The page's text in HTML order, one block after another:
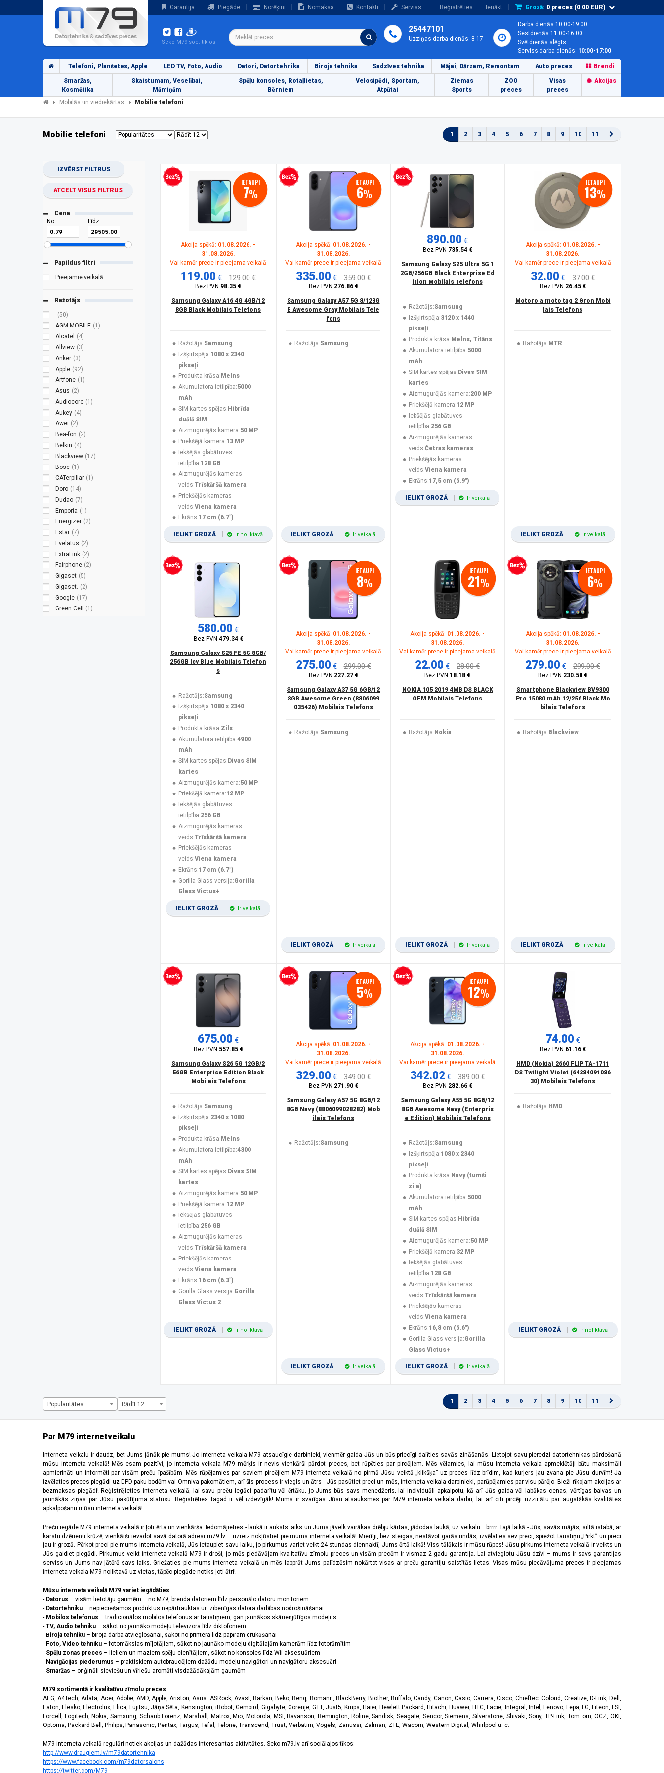
Garantija Piegāde Norēķini Nomaksa Kontakti Serviss Reģistrēties Ienākt Grozā: 0 preces (0.00 EUR)
Seko M79 soc. tīklos
25447101
Uzziņas darba dienās: 8-17
Darba dienās 10:00-19:00
Sestdienās 11:00-16:00
Svētdienās slēgts
Serviss darba dienās: 10:00-17:00
Telefoni, Planšetes, Apple LED TV, Foto, Audio Datori, Datortehnika Biroja tehnika Sadzīves tehnika Mājai, Dārzam, Remontam Auto preces Brendi
Smaržas,
Kosmētika
Skaistumam, Veselībai,
Māmiņām
Spēļu konsoles, Rotaļlietas,
Bērniem
Velosipēdi, Sportam,
Atpūtai
Ziemas
Sports
ZOO
preces
Visas
preces
Akcijas
Mobilās un viediekārtas Mobilie telefoni
Mobilie telefoni 1 2 3 4 5 6 7 8 9 10 11
IZVĒRST FILTRUS
ATCELT VISUS FILTRUS
Cena
No:
Līdz:
Papildus filtri
Pieejamie veikalā
Ražotājs
(50)
AGM MOBILE (1)
Alcatel (4)
Allview (3)
Anker (3)
Apple (92)
Artfone (1)
Asus (2)
Audiocore (1)
Aukey (4)
Awei (2)
Bea-fon (2)
Belkin (4)
Blackview (17)
Bose (1)
CATerpillar (1)
Doro (14)
Dudao (7)
Emporia (1)
Energizer (2)
Estar (7)
Evelatus (2)
ExtraLink (2)
Fairphone (2)
Gigaset (5)
Gigaset. (2)
Google (17)
Green Cell
(1)
1660 x 720 pikseļi
2184 x 1968 pikseļi (5)
220 x 176 pikseļi (2)
2340 x 1080 pikseļi
(28)
240 x 320 pikseļi (5)
2400 x 1080 pikseļi
(9)
2408 x 1080 pikseļi (5)
2412 x 1080 pikseļi
(6)
2440 x 2240 pikseļi (2)
2448 x 1080 pikseļi (1)
2520 x 1080 pikseļi (4)
2532 x 1170 pikseļi
(11)
2556 x 1179 pikseļi (14)
2608 x 1200 pikseļi (2)
2622 x 1206 pikseļi (3)
2670 x 1200 pikseļi (3)
2712 x 1220 pikseļi (8)
2772 x 1280 pikseļi (1)
2778 x 1284 pikseļi (5)
2780 x 1264 pikseļi
(1)
2796 x 1290 pikseļi
(11)
2800 x 1272 pikseļi (1)
2800 x 1280 pikseļi (2)
2868 x 1320 pikseļi
3120 x 1440 pikseļi (42)
320 x 240 pikseļi (14)
3200 x 1140 pikseļi (1)
720 x 1600 pikseļi
(2)
Skārienjūtīgais
Bezprocentu kredīts IETAUPI
7%
Akcija spēkā: 01.08.2026. -
31.08.2026.
Vai kamēr prece ir pieejama veikalā
119.00 € 129.00 €
Bez PVN 98.35 €
Samsung Galaxy A16 4G 4GB/12
8GB Black Mobilais Telefons
Ražotājs:Samsung
Izšķirtspēja:1080 x 2340
pikseļi
Produkta krāsa: Melns
Akumulatora ietilpība:5000
mAh
SIM kartes spējas: Hibrīda
duālā SIM
Aizmugurējās kamera:50 MP
Priekšējā kamera:13 MP
Iekšējās glabātuves
ietilpība:128 GB
Aizmugurējās kameras
veids:Trīskāršā kamera
Priekšējās kameras
veids:Viena kamera
Ekrāns:17 cm (6.7")
IELIKT GROZĀ Ir noliktavā
Bezprocentu kredīts IETAUPI
6%
Akcija spēkā: 01.08.2026. -
31.08.2026.
Vai kamēr prece ir pieejama veikalā
335.00 € 359.00 €
Bez PVN 276.86 €
Samsung Galaxy A57 5G 8/128G
B Awesome Gray Mobilais Tele
fons
Ražotājs:Samsung
IELIKT GROZĀ Ir veikalā
Bezprocentu kredīts
890.00 €
Bez PVN 735.54 €
Samsung Galaxy S25 Ultra 5G 1
2GB/256GB Black Enterprise Ed
ition Mobilais Telefons
Ražotājs:Samsung
Izšķirtspēja:3120 x 1440
pikseļi
Produkta krāsa: Melns, Titāns
Akumulatora ietilpība:5000
mAh
SIM kartes spējas: Divas SIM
kartes
Aizmugurējās kamera:200 MP
Priekšējā kamera:12 MP
Iekšējās glabātuves
ietilpība:256 GB
Aizmugurējās kameras
veids:Četras kameras
Priekšējās kameras
veids:Viena kamera
Ekrāns:17,5 cm (6.9")
IELIKT GROZĀ Ir veikalā
IETAUPI
13%
Akcija spēkā: 01.08.2026. -
31.08.2026.
Vai kamēr prece ir pieejama veikalā
32.00 € 37.00 €
Bez PVN 26.45 €
Motorola moto tag 2 Gron Mobi
lais Telefons
Ražotājs: MTR
IELIKT GROZĀ Ir veikalā
Bezprocentu kredīts
580.00 €
Bez PVN 479.34 €
Samsung Galaxy S25 FE 5G 8GB/
256GB Icy Blue Mobilais Telefon
s
Ražotājs:Samsung
Izšķirtspēja:1080 x 2340
pikseļi
Produkta krāsa:Zils
Akumulatora ietilpība:4900
mAh
SIM kartes spējas: Divas SIM
kartes
Aizmugurējās kamera:50 MP
Priekšējā kamera:12 MP
Iekšējās glabātuves
ietilpība:256 GB
Aizmugurējās kameras
veids:Trīskāršā kamera
Priekšējās kameras
veids:Viena kamera
Ekrāns:17 cm (6.7")
Gorilla Glass versija:Gorilla
Glass Victus+
IELIKT GROZĀ Ir veikalā
Bezprocentu kredīts IETAUPI
8%
Akcija spēkā: 01.08.2026. -
31.08.2026.
Vai kamēr prece ir pieejama veikalā
275.00 € 299.00 €
Bez PVN 227.27 €
Samsung Galaxy A37 5G 6GB/12
8GB Awesome Green (8806099
035426) Mobilais Telefons
Ražotājs:Samsung
IELIKT GROZĀ Ir veikalā
IETAUPI
21%
Akcija spēkā: 01.08.2026. -
31.08.2026.
Vai kamēr prece ir pieejama veikalā
22.00 € 28.00 €
Bez PVN 18.18 €
NOKIA 105 2019 4MB DS BLACK
OEM Mobilais Telefons
Ražotājs: Nokia
IELIKT GROZĀ Ir veikalā
Bezprocentu kredīts IETAUPI
6%
Akcija spēkā: 01.08.2026. -
31.08.2026.
Vai kamēr prece ir pieejama veikalā
279.00 € 299.00 €
Bez PVN 230.58 €
Smartphone Blackview BV9300
Pro 15080 mAh 12/256 Black Mo
bilais Telefons
Ražotājs: Blackview
IELIKT GROZĀ Ir veikalā
Bezprocentu kredīts
675.00 €
Bez PVN 557.85 €
Samsung Galaxy S26 5G 12GB/2
56GB Enterprise Edition Black
Mobilais Telefons
Ražotājs:Samsung
Izšķirtspēja:2340 x 1080
pikseļi
Produkta krāsa: Melns
Akumulatora ietilpība:4300
mAh
SIM kartes spējas: Divas SIM
kartes
Aizmugurējās kamera:50 MP
Priekšējā kamera:12 MP
Iekšējās glabātuves
ietilpība:256 GB
Aizmugurējās kameras
veids:Trīskāršā kamera
Priekšējās kameras
veids:Viena kamera
Ekrāns:16 cm (6.3")
Gorilla Glass versija:Gorilla
Glass Victus 2
IELIKT GROZĀ Ir noliktavā
Bezprocentu kredīts IETAUPI
5%
Akcija spēkā: 01.08.2026. -
31.08.2026.
Vai kamēr prece ir pieejama veikalā
329.00 € 349.00 €
Bez PVN 271.90 €
Samsung Galaxy A57 5G 8GB/12
8GB Navy (8806099028282) Mob
ilais Telefons
Ražotājs:Samsung
IELIKT GROZĀ Ir veikalā
Bezprocentu kredīts IETAUPI
12%
Akcija spēkā: 01.08.2026. -
31.08.2026.
Vai kamēr prece ir pieejama veikalā
342.02 € 389.00 €
Bez PVN 282.66 €
Samsung Galaxy A55 5G 8GB/12
8GB Awesome Navy (Enterpris
e Edition) Mobilais Telefons
Ražotājs:Samsung
Izšķirtspēja:1080 x 2340
pikseļi
Produkta krāsa: Navy (tumši
zila)
Akumulatora ietilpība:5000
mAh
SIM kartes spējas: Hibrīda
duālā SIM
Aizmugurējās kamera:50 MP
Priekšējā kamera:32 MP
Iekšējās glabātuves
ietilpība:128 GB
Aizmugurējās kameras
veids:Trīskāršā kamera
Priekšējās kameras
veids:Viena kamera
Ekrāns:16,8 cm (6.6")
Gorilla Glass versija:Gorilla
Glass Victus+
IELIKT GROZĀ Ir veikalā
74.00 €
Bez PVN 61.16 €
HMD (Nokia) 2660 FLIP TA-1711
DS Twilight Violet (64384091086
30) Mobilais Telefons
Ražotājs: HMD
IELIKT GROZĀ Ir noliktavā
1 2 3 4 5 6 7 8 9 10 11
Popularitātes Rādīt 12
Par M79 internetveikalu
Interneta veikalu ir daudz, bet Jums jānāk pie mums! Jo interneta veikala M79 atsaucīgie darbinieki, vienmēr gaida Jūs un būs priecīgi dalīties savās zināšanās. Lietojot savu pieredzi datortehnikas pārdošanā
mūsu interneta veikalā! Mēs esam pozitīvi, jo interneta veikala M79 mērķis ir nevis vienkārši pārdot preces, bet rūpēties par pircējiem. Mēs vēlamies, lai mūsu interneta veikala apmeklētāji būtu maksimāli
apmierināti un informēti par visām preču īpašībām. Mēs rūpējamies par saviem pircējiem M79 interneta veikalā no pirmā Jūsu veiktā „klikšķa” uz preces līdz brīdim, kad kurjers jau zvana pie Jūsu durvīm! Ja
izvēlaties preces piegādi uz DPD paku bodēm vai Omniva pakomātiem, arī šis process ir viegls un ātrs - Jūs pasūtiet preci un mēs, interneta veikala darbinieki, parūpējamies par visu pārējo. Bieži rīkojam akcijas ar
bezmaksas piegādi! Reģistrējieties interneta veikalā, lai savu preču iegādi padarītu vēl ērtāku, jo Jums būs savs menedžeris, lai individuāli apkalpotu, kā arī Jūs gaida vēl labākas cenas, vērtīgas balvas un
jaunākās ziņas par Jūsu pasūtījuma statusu. Reģistrēties tagad ir vēl izdevīgāk! Mums ir svarīgas Jūsu atsauksmes par M79 interneta veikala darbu, lai arī citi pircēji uzzinātu par augstākās kvalitātes
apkalpošanu mūsu interneta veikalā!
Preču iegāde M79 interneta veikalā ir ļoti ērta un vienkārša. Iedomājieties - laukā ir auksts laiks un Jums jāvelk vairākas drēbju kārtas, jādodas laukā, uz veikalu... brrrr. Tajā laikā - Jūs, savās mājās, siltā istabā, ar
karstu dzērienu krūzē, vienkārši ievadot savā datorā adresi m79.lv – uzreiz nokļūstiet pie mums interneta veikalā! Mierīgi, bez steigas, nestāvot garās rindās, izvēlaties sev preci, spiežot taustiņu „Pirkt” un preci
jau ir grozā. Pērkot preci pie mums interneta veikalā, Jūs ietaupiet savu laiku, jo pirkumus variet veikt 24 stundas diennaktī, Jums ērtā laikā! Viss tālākais ir mūsu rūpes! Jūsu pirkums interneta veikalā ir veikts un
Jūs gaidiet piegādi. Pirkumus veikt interneta veikalā M79 ir droši, jo mēs piedāvājam kvalitatīvu zīmolu preces un visām precēm ir vismaz 2 gadu garantija. Lai atvieglotu Jūsu dzīvi – mums ir savs garantijas
serviss un Jums nav jātērē savs laiks. Griežaties pie mums interneta veikalā un mēs labprāt Jums palīdzēsim nokārtot visas ar preču garantiju saistītās lietas. Visas mūsu piedāvājuma preces ir pieejamas
interneta veikala M79 noliktavā uz vietas, tāpēc piegāde notiks ļoti ātri!
Mūsu interneta veikalā M79 variet iegādāties:
- Datorus – visām lietotāju gaumēm – no M79, brenda datoriem līdz personālo datoru monitoriem
- Datortehniku – nepieciešamos produktus nepārtrauktas un zibenīgas datora darbības nodrošināšanai
- Mobilos telefonus – tradicionālos mobilos telefonus ar taustiņiem, gan jaunākos skārienjūtīgos modeļus
- TV, Audio tehniku – sākot no jaunāko modeļu televizora līdz diktofoniem
- Biroja tehniku – biroja darba atvieglošanai, sākot no printera līdz papīram drukāšanai
- Foto, Video tehniku – fotomākslas mīļotājiem, sākot no jaunāko modeļu digitālajām kamerām līdz fotorāmītim
- Spēļu zonas preces – lieliem un maziem spēļu cienītājiem, sākot no konsoles līdz Wii aksesuāriem
- Navigācijas piederumus – praktiskiem autobraucējiem dažādu modeļu navigātori un navigātoru aksesuāri
- Smaržas – oriģināli sieviešu un vīriešu aromāti visdažādākajām gaumēm
M79 sortimentā ir kvalitatīvu zīmolu preces:
AEG, A4Tech, Adata, Acer, Adobe, AMD, Apple, Ariston, Asus, ASRock, Avast, Barkan, Beko, Benq, Bomann, BlackBerry, Brother, Buffalo, Candy, Canon, Casio, Carrera, Cisco, Chieftec, Coloud, Creative, D-Link, Dell,
Eaton, Elesko, Electrolux, Elica, Fujitsu, Jāņa Sēta, Kensington, iRobot, Gembird, Gigabyte, Gorenje, GTT, Just5, Krups, Haier, Hewlett Packard, Hitachi, Huawei, HTC, Lacie, Integral, Intel, Lenovo, Lepa, LG, Liteon, LSI,
Forcell, Logitech, Nokia, Samsung, Schaub Lorenz, Marshall, Matrox, Mio, Motorola, MSI, Ravanson, Remington, Roline, Sandisk, Seagate, Sencor, Siemens, Silverstone, Shivaki, Sony, TP-Link, TomTom, OCZ, OKI,
Optoma, Packard Bell, Philips, Panasonic, Pentax, Targus, Tefal, Telone, Transcend, Trust, Verbatim, Vogels, Zanussi, Zalman, ZTE, Wacom, Western Digital, Whirlpool u. c.
M79 interneta veikalā regulāri notiek akcijas un dažādas interesantas aktivitātes. Seko m79.lv arī sociālajos tīkos:
http://www.draugiem.lv/m79datortehnika
https://www.facebook.com/m79datorsalons
https://twitter.com/M79